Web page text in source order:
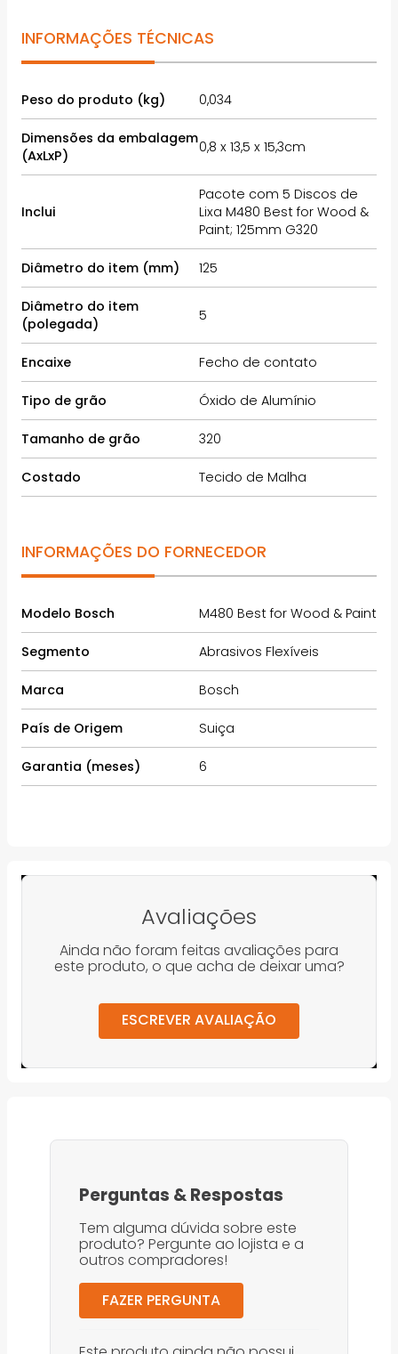
INFORMAÇÕES TÉCNICAS
Peso do produto (kg) 0,034
Dimensões da embalagem
(AxLxP)
0,8 x 13,5 x 15,3cm
Inclui
Pacote com 5 Discos de
Lixa M480 Best for Wood &
Paint; 125mm G320
Diâmetro do item (mm) 125
Diâmetro do item
(polegada)
5
Encaixe Fecho de contato
Tipo de grão Óxido de Alumínio
Tamanho de grão 320
Costado Tecido de Malha
INFORMAÇÕES DO FORNECEDOR
Modelo Bosch M480 Best for Wood & Paint
Segmento Abrasivos Flexíveis
Marca Bosch
País de Origem Suiça
Garantia (meses) 6
Avaliações
Ainda não foram feitas avaliações para
este produto, o que acha de deixar uma?
ESCREVER AVALIAÇÃO
Perguntas &Respostas
Tem alguma dúvida sobre este
produto? Pergunte ao lojista e a
outros compradores!
FAZER PERGUNTA